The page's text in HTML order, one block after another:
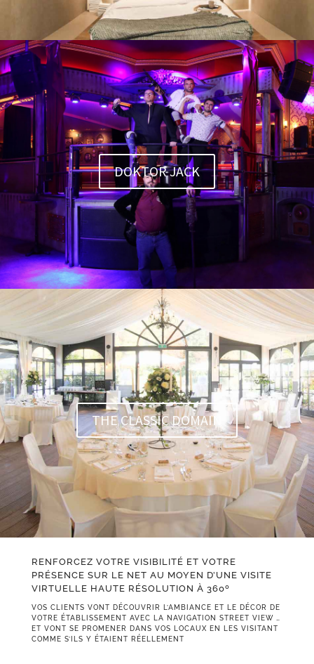
DOKTOR JACK
THE CLASSIC DOMAIN
RENFORCEZ VOTRE VISIBILITÉ ET VOTRE
PRÉSENCE SUR LE NET AU MOYEN D’UNE VISITE
VIRTUELLE HAUTE RÉSOLUTION À 360º
VOS CLIENTS VONT DÉCOUVRIR L’AMBIANCE ET LE DÉCOR DE
VOTRE ÉTABLISSEMENT AVEC LA NAVIGATION STREET VIEW …
ET VONT SE PROMENER DANS VOS LOCAUX EN LES VISITANT
COMME S’ILS Y ÉTAIENT RÉELLEMENT